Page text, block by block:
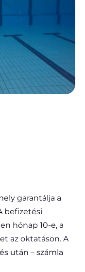
garantálja a
befizetési
hónap 10-e, a
az oktatáson. A
után – számla